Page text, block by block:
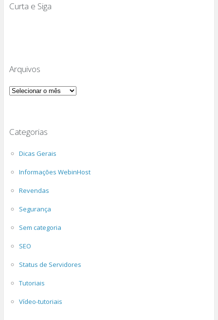
Curta e Siga
Arquivos
Arquivos
Categorias
Dicas Gerais
Informações WebinHost
Revendas
Segurança
Sem categoria
SEO
Status de Servidores
Tutoriais
Vídeo-tutoriais